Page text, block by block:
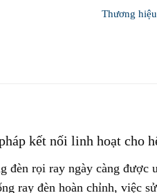
Thương
kết nối linh hoạt cho
đèn rọi ray ngày càng
ray đèn hoàn chỉnh, việc